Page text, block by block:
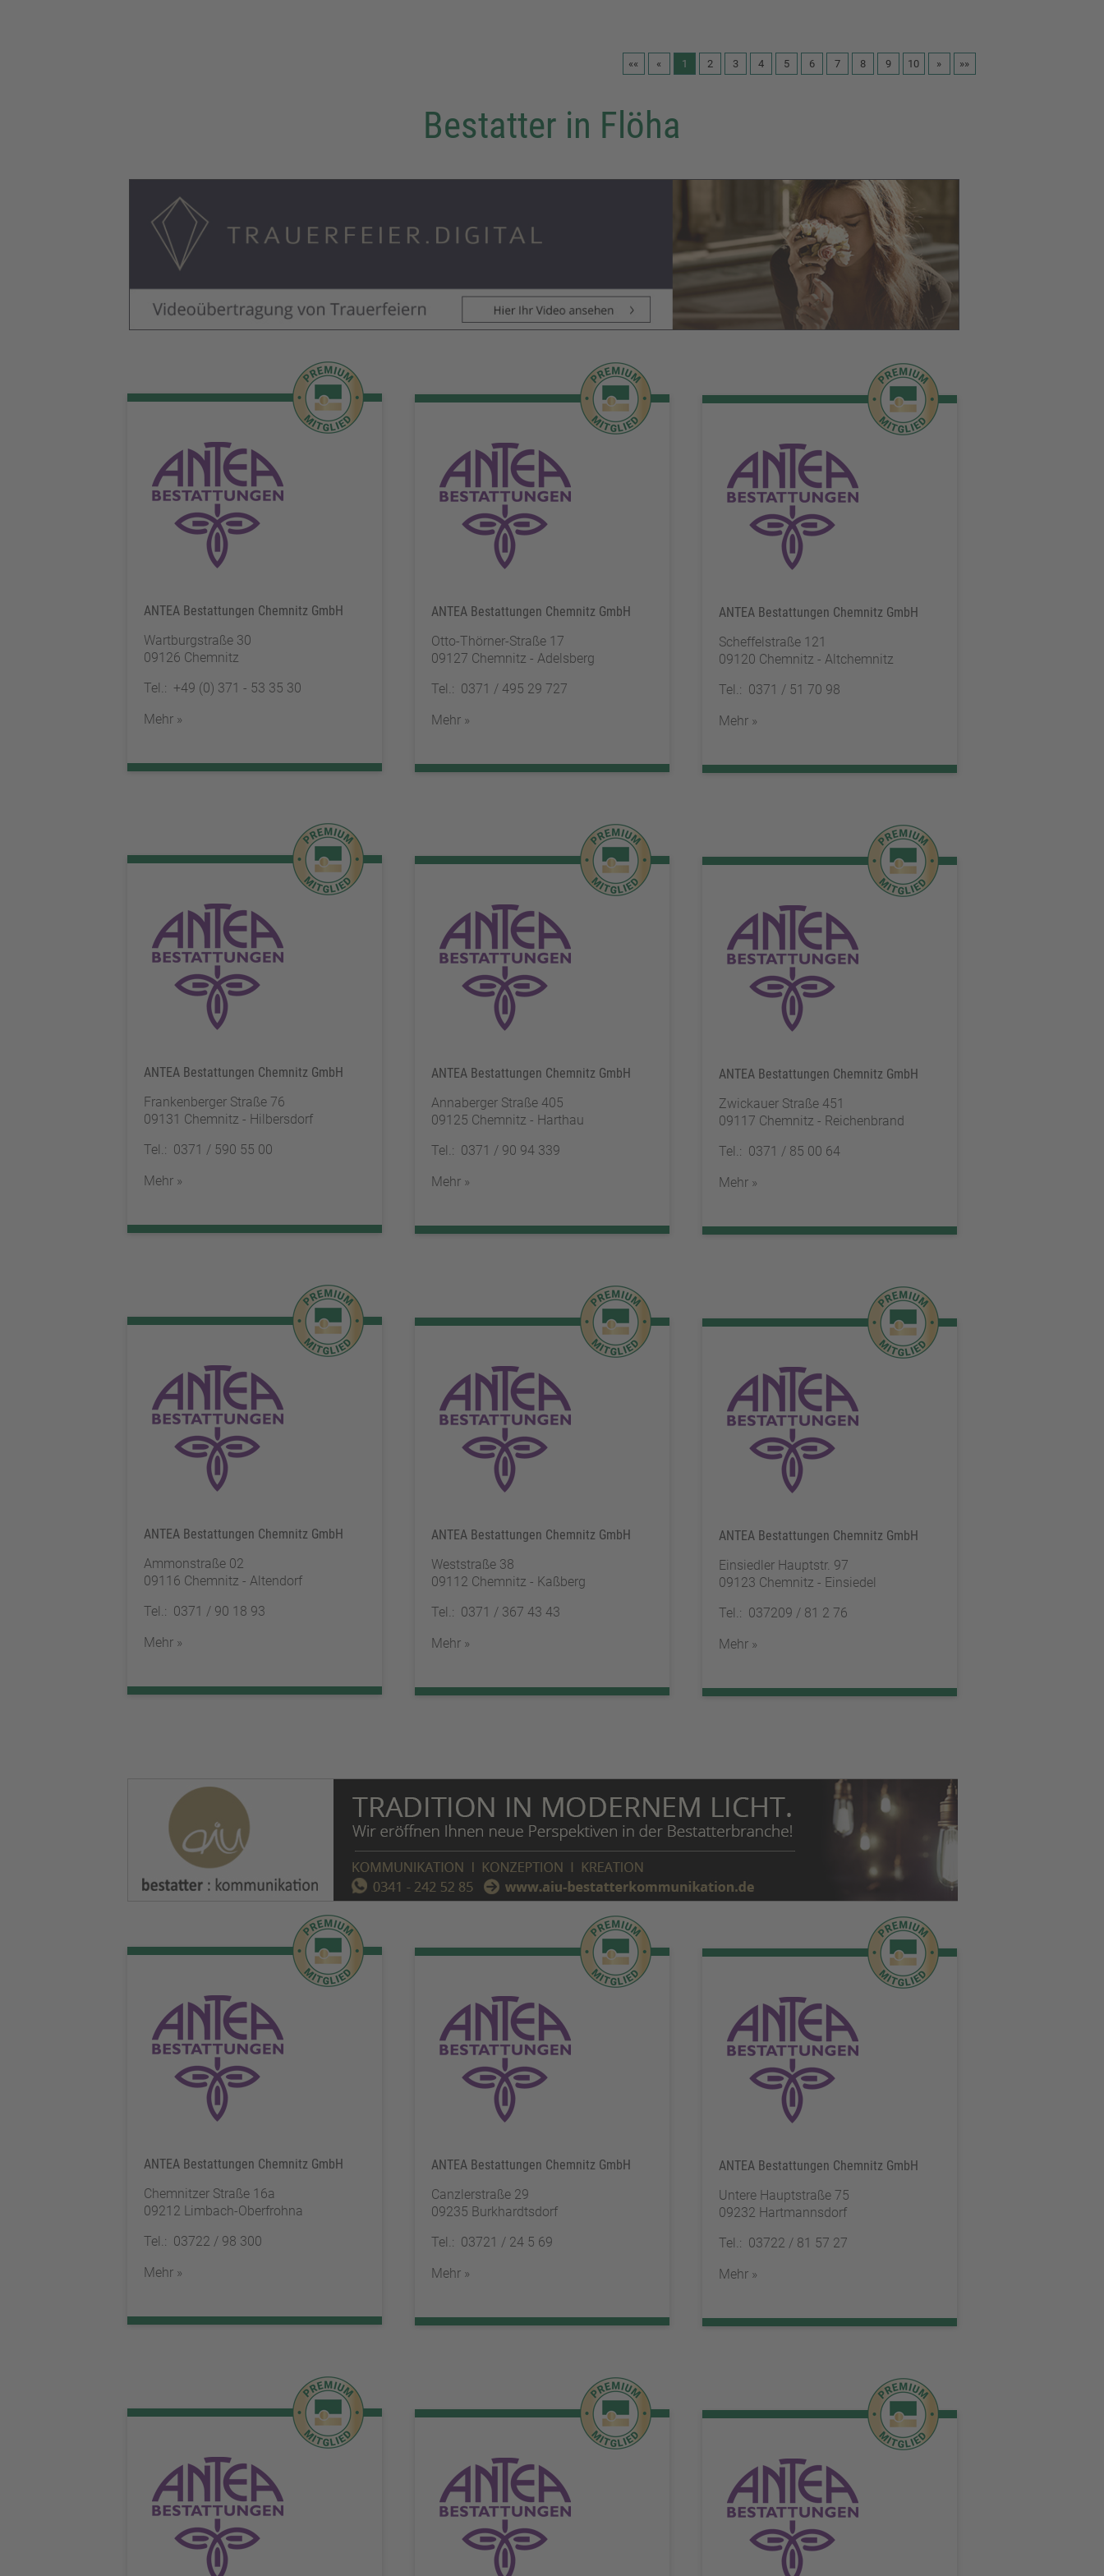
«« « 1 2 3 4 5 6 7 8 9 10 » »»
Bestatter in Flöha
ANTEA Bestattungen Chemnitz GmbH
Wartburgstraße 30
09126 Chemnitz
Tel.: +49 (0) 371 - 53 35 30
Mehr »
ANTEA Bestattungen Chemnitz GmbH
Otto-Thörner-Straße 17
09127 Chemnitz - Adelsberg
Tel.: 0371 / 495 29 727
Mehr »
ANTEA Bestattungen Chemnitz GmbH
Scheffelstraße 121
09120 Chemnitz - Altchemnitz
Tel.: 0371 / 51 70 98
Mehr »
ANTEA Bestattungen Chemnitz GmbH
Frankenberger Straße 76
09131 Chemnitz - Hilbersdorf
Tel.: 0371 / 590 55 00
Mehr »
ANTEA Bestattungen Chemnitz GmbH
Annaberger Straße 405
09125 Chemnitz - Harthau
Tel.: 0371 / 90 94 339
Mehr »
ANTEA Bestattungen Chemnitz GmbH
Zwickauer Straße 451
09117 Chemnitz - Reichenbrand
Tel.: 0371 / 85 00 64
Mehr »
ANTEA Bestattungen Chemnitz GmbH
Ammonstraße 02
09116 Chemnitz - Altendorf
Tel.: 0371 / 90 18 93
Mehr »
ANTEA Bestattungen Chemnitz GmbH
Weststraße 38
09112 Chemnitz - Kaßberg
Tel.: 0371 / 367 43 43
Mehr »
ANTEA Bestattungen Chemnitz GmbH
Einsiedler Hauptstr. 97
09123 Chemnitz - Einsiedel
Tel.: 037209 / 81 2 76
Mehr »
ANTEA Bestattungen Chemnitz GmbH
Chemnitzer Straße 16a
09212 Limbach-Oberfrohna
Tel.: 03722 / 98 300
Mehr »
ANTEA Bestattungen Chemnitz GmbH
Canzlerstraße 29
09235 Burkhardtsdorf
Tel.: 03721 / 24 5 69
Mehr »
ANTEA Bestattungen Chemnitz GmbH
Untere Hauptstraße 75
09232 Hartmannsdorf
Tel.: 03722 / 81 57 27
Mehr »